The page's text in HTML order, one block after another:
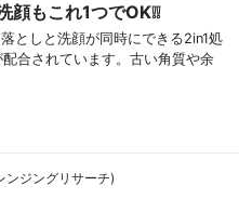
もこれ1つでOK❕❕
落としと洗顔が同時にできる2in1処
合されています。古い角質や余
ンジングリサーチ)